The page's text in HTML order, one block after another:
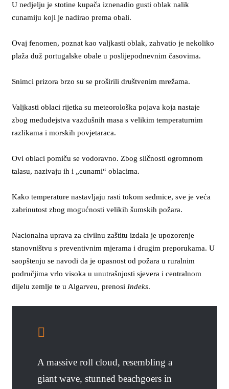
U nedjelju je stotine kupača iznenadio gusti oblak nalik
cunamiju koji je nadirao prema obali.
Ovaj fenomen, poznat kao valjkasti oblak, zahvatio je nekoliko
plaža duž portugalske obale u poslijepodnevnim časovima.
Snimci prizora brzo su se proširili društvenim mrežama.
Valjkasti oblaci rijetka su meteorološka pojava koja nastaje
zbog međudejstva vazdušnih masa s velikim temperaturnim
razlikama i morskih povjetaraca.
Ovi oblaci pomiču se vodoravno. Zbog sličnosti ogromnom
talasu, nazivaju ih i „cunami“ oblacima.
Kako temperature nastavljaju rasti tokom sedmice, sve je veća
zabrinutost zbog mogućnosti velikih šumskih požara.
Nacionalna uprava za civilnu zaštitu izdala je upozorenje
stanovništvu s preventivnim mjerama i drugim preporukama. U
saopštenju se navodi da je opasnost od požara u ruralnim
područjima vrlo visoka u unutrašnjosti sjevera i centralnom
dijelu zemlje te u Algarveu, prenosi Indeks.
A massive roll cloud, resembling a
giant wave, stunned beachgoers in